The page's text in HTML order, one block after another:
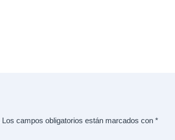
Los campos obligatorios están marcados con *